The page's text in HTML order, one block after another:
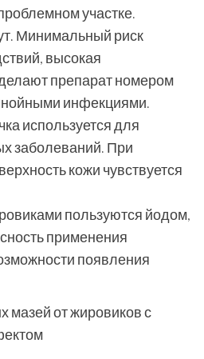
участке.
Минимальный риск
высокая
препарат номером
инфекциями.
используется для
заболеваний. При
кожи чувствуется
пользуются йодом,
применения
появления